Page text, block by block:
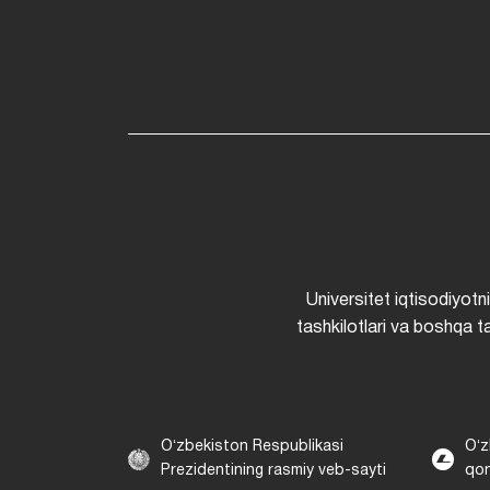
Universitet iqtisodiyotni
tashkilotlari va boshqa
Oʻzbekiston Respublikasi
Prezidentining rasmiy veb-sayti